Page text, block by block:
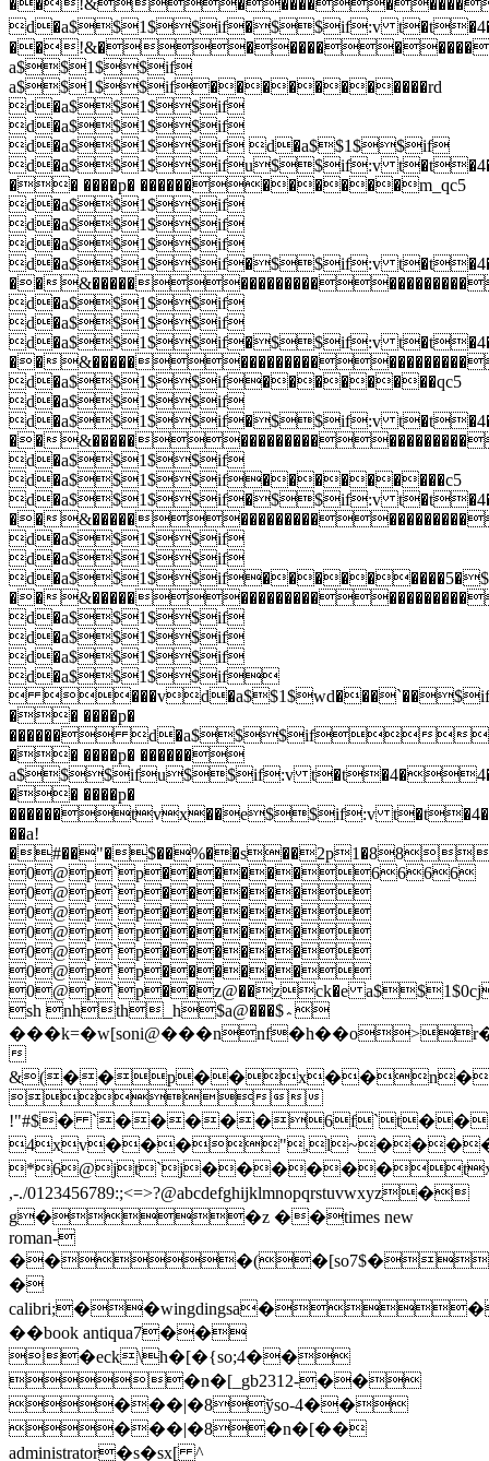

!"#$�
,-./0123456789:;<=>?@abcdefghijklmnopqrstuvwxyz�
g��z ��times new
roman-
�
��book antiqua7��
�eck\h�[�{so;4��
�n�[_gb2312-��
���|�8ўso-4��
���|�8�n�[��
administrator�s�sx[ ^